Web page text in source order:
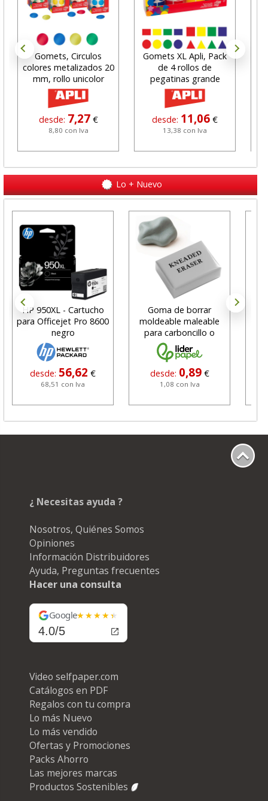
Gomets, Circulos
colores metalizados 20
mm, rollo unicolor
desde:7,27 €
8,80 con Iva
Gomets XL Apli, Pack
de 4 rollos de
pegatinas grande
surtido
desde:11,06 €
13,38 con Iva
Lo + Nuevo
HP 950XL - Cartucho
para Officejet Pro 8600
negro
desde: 56,62 €
68,51 con Iva
Goma de borrar
moldeable maleable
para carboncillo o
grafito
desde: 0,89 €
1,08 con Iva
¿ Necesitas ayuda ?
Nosotros, Quiénes Somos
Opiniones
Información Distribuidores
Ayuda, Preguntas frecuentes
Hacer una consulta
Google
4.0/5
Video selfpaper.com
Catálogos en PDF
Regalos con tu compra
Lo más Nuevo
Lo más vendido
Ofertas y Promociones
Packs Ahorro
Las mejores marcas
Productos Sostenibles